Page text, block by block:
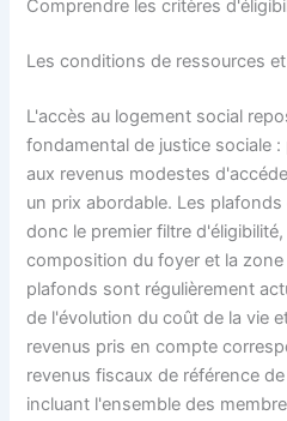
Comprendre les critères
Les conditions de ressources
L'accès au logement social
fondamental de justice sociale
aux revenus modestes
un prix abordable. Les
donc le premier filtre
composition du foyer et la
plafonds sont régulièrement
de l'évolution du coût de la vie
revenus pris en compte
revenus fiscaux de référence
incluant l'ensemble des